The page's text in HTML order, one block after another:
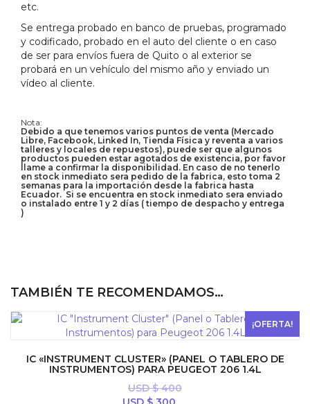
etc.
Se entrega probado en banco de pruebas, programado
y codificado, probado en el auto del cliente o en caso
de ser para envíos fuera de Quito o al exterior se
probará en un vehículo del mismo año y enviado un
vídeo al cliente.
Nota:
Debido a que tenemos varios puntos de venta (Mercado
Libre, Facebook, Linked In, Tienda Física y reventa a varios
talleres y locales de repuestos), puede ser que algunos
productos pueden estar agotados de existencia, por favor
llame a confirmar la disponibilidad. En caso de no tenerlo
en stock inmediato sera pedido de la fabrica, esto toma 2
semanas para la importación desde la fabrica hasta
Ecuador. Si se encuentra en stock inmediato sera enviado
o instalado entre 1 y 2 días ( tiempo de despacho y entrega
)
TAMBIÉN TE RECOMENDAMOS…
¡OFERTA!
IC «INSTRUMENT CLUSTER» (PANEL O TABLERO DE
INSTRUMENTOS) PARA PEUGEOT 206 1.4L
USD $400
El
El